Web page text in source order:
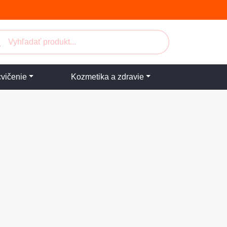
Kozmetika a zdravie